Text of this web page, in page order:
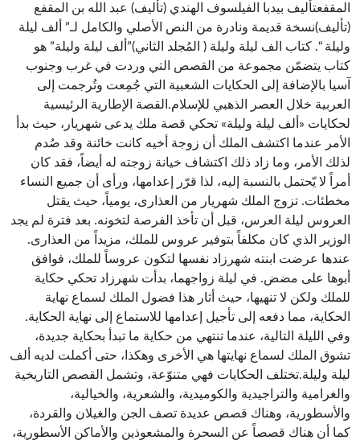
المقفعتأليف بيدبا الفيلسوف الهندي (تأليف) عبد الله بن المقفع
(تأليف)نسخة قديمة ونادرة من النص الأصلي والكامل لـ” ألف ليلة
وليلة “. كتاب الف ليلة وليلة ( المُجلد الثاني)”ألف ليلة وليلة” هو
كتاب يتضمّن مجموعة من القصص التي وردت في غرب وجنوب
آسيا بالإضافة إلى الحكايات الشعبية التي جُمِعت وتُرجمت إلى
العربية خلال العصر الذهبي للإسلام.القصة الإطارية الرئيسية
لحكايات «ألف ليلة وليلة» تحكي قصة ملك يدعى شهريار، حيث بدأ
الأمر عندما اكتشف الملك أن زوجة أخيه كانت خائنة وقد صُدم
لذلك الأمر، وما زاد ذلك اكتشاف خيانة زوجته له أيضاً، فقد كان
أمراً لا يّحتمل بالنسبة إليه، لذا قرّر إعدامها، ورأى أن جميع النساء
مخطئات. تزوج الملك شهريار من العذارى، يومياً، حيث يقتل
العروس ليلة العرس، قبل أن تأخذ الفرصة لتخونه. بعد فترة لم يجد
الوزير الذي كان مكلفاً بتوفير عروس للملك، مزيداً من العذارى.
عندها عرضت ابنته شهرزاد نفسها لتكون عروساً للملك، فوافق
أبوها على مضض. في ليلة زواجهما، بدأت شهرزاد تحكي حكاية
للملك ولكن لا تنهيها، حيث أثار هذا فضول الملك لسماع نهاية
الحكاية، مما دفعه إلى تأجيل إعدامها للاستماع إلى نهاية الحكاية.
وفي الليلة التالية، عندما تنتهي من حكاية ما تبدأ بحكاية جديدة،
تشوق الملك لسماع نهايتها هي الأخرى وهكذا، حتى أكملت لديه ألف
ليلة وليلة.تختلف الحكايات فهي متنوّعة، وتشمل القصص التاريخية
والغرامية والتراجيدية والكوميدية، والشعرية، والخيالية،
والأسطورية، وهناك قصص عديدة تصف الجن والغيلان والقردة،
كما أن هناك قصصاً عن السحرة والمشعوذين والأماكن الأسطورية،